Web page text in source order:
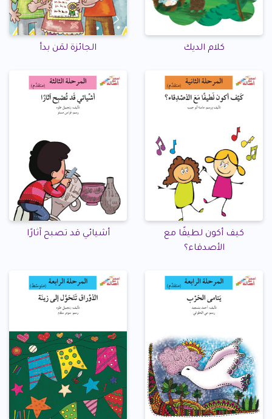
كلام الديك الجائزة لمَن بدأ
كيف أكون لطيفًا مع
الأصدقاء؟
أشيائي قد تصبح آثارًا